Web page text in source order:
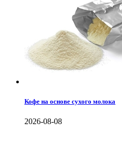
Кофе на основе сухого молока
2026-08-08